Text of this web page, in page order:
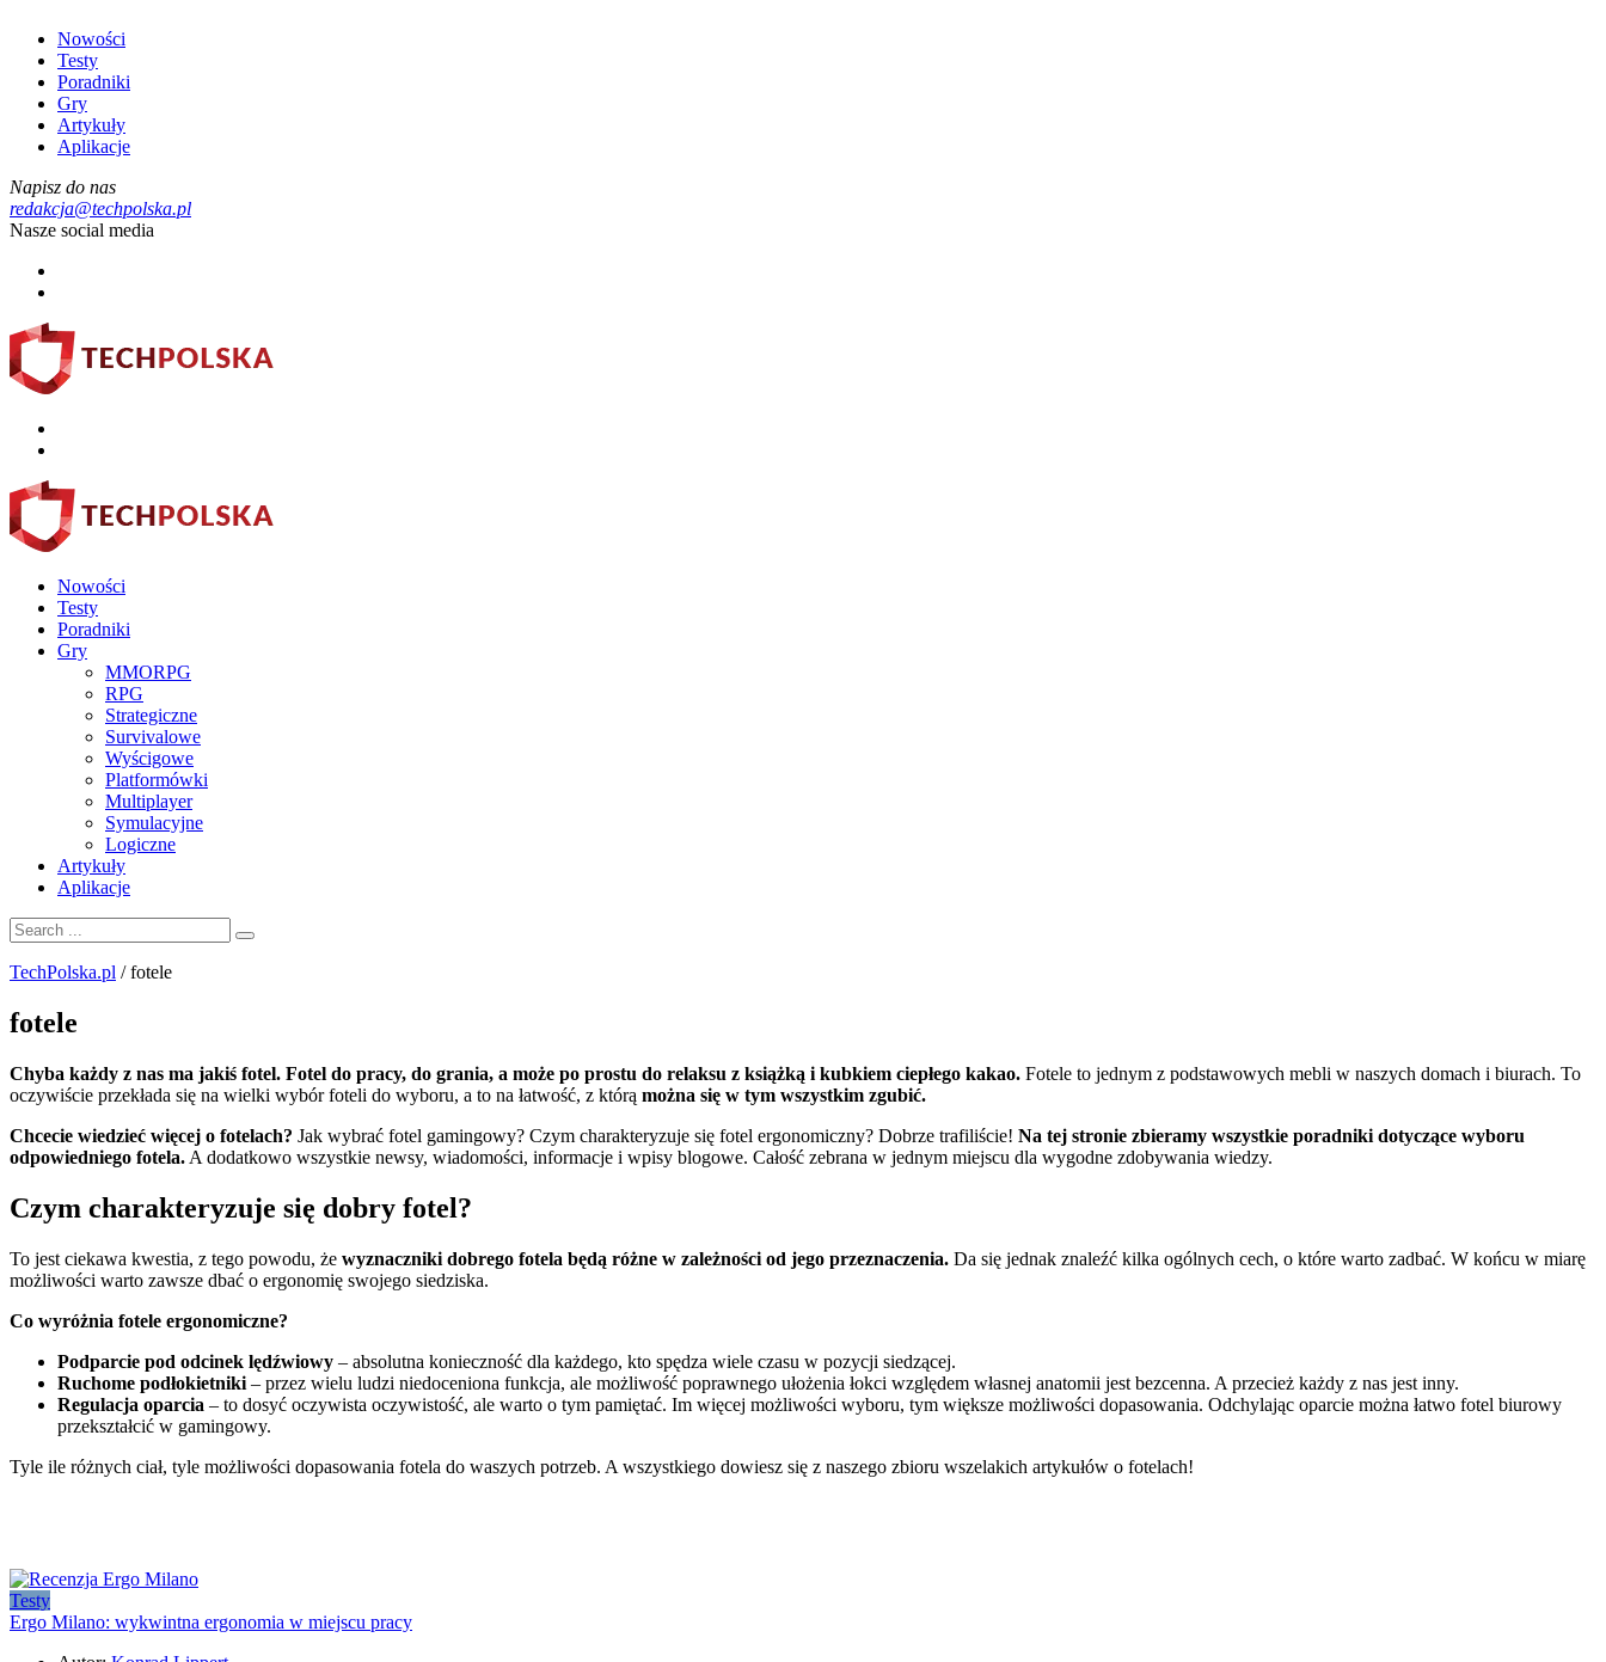
Nowości
Testy
Poradniki
Gry
Artykuły
Aplikacje
Napisz do nas
redakcja@techpolska.pl
Nasze social media
Nowości
Testy
Poradniki
Gry
MMORPG
RPG
Strategiczne
Survivalowe
Wyścigowe
Platformówki
Multiplayer
Symulacyjne
Logiczne
Artykuły
Aplikacje
TechPolska.pl /fotele
fotele
Chyba każdy z nas ma jakiś fotel. Fotel do pracy, do grania, a może po prostu do relaksu z książką i kubkiem ciepłego kakao. Fotele to jednym z podstawowych mebli w naszych domach i biurach. To
oczywiście przekłada się na wielki wybór foteli do wyboru, a to na łatwość, z którą można się w tym wszystkim zgubić.
Chcecie wiedzieć więcej o fotelach? Jak wybrać fotel gamingowy? Czym charakteryzuje się fotel ergonomiczny? Dobrze trafiliście! Na tej stronie zbieramy wszystkie poradniki dotyczące wyboru
odpowiedniego fotela. A dodatkowo wszystkie newsy, wiadomości, informacje i wpisy blogowe. Całość zebrana w jednym miejscu dla wygodne zdobywania wiedzy.
Czym charakteryzuje się dobry fotel?
To jest ciekawa kwestia, z tego powodu, że wyznaczniki dobrego fotela będą różne w zależności od jego przeznaczenia. Da się jednak znaleźć kilka ogólnych cech, o które warto zadbać. W końcu w miarę
możliwości warto zawsze dbać o ergonomię swojego siedziska.
Co wyróżnia fotele ergonomiczne?
Podparcie pod odcinek lędźwiowy – absolutna konieczność dla każdego, kto spędza wiele czasu w pozycji siedzącej.
Ruchome podłokietniki – przez wielu ludzi niedoceniona funkcja, ale możliwość poprawnego ułożenia łokci względem własnej anatomii jest bezcenna. A przecież każdy z nas jest inny.
Regulacja oparcia – to dosyć oczywista oczywistość, ale warto o tym pamiętać. Im więcej możliwości wyboru, tym większe możliwości dopasowania. Odchylając oparcie można łatwo fotel biurowy
przekształcić w gamingowy.
Tyle ile różnych ciał, tyle możliwości dopasowania fotela do waszych potrzeb. A wszystkiego dowiesz się z naszego zbioru wszelakich artykułów o fotelach!
Testy
Ergo Milano: wykwintna ergonomia w miejscu pracy